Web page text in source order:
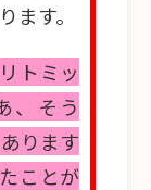
ます。
トミッ
、そう
ります
ことが